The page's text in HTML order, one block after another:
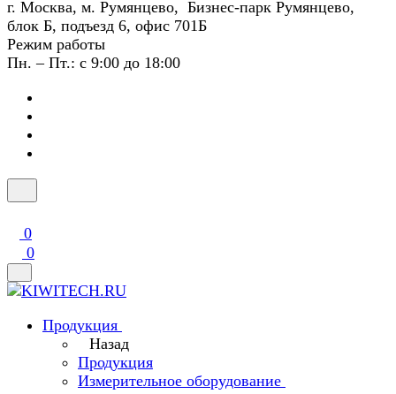
г. Москва, м. Румянцево, Бизнес-парк Румянцево,
блок Б, подъезд 6, офис 701Б
Режим работы
Пн. – Пт.: с 9:00 до 18:00
0
0
Продукция
Назад
Продукция
Измерительное оборудование